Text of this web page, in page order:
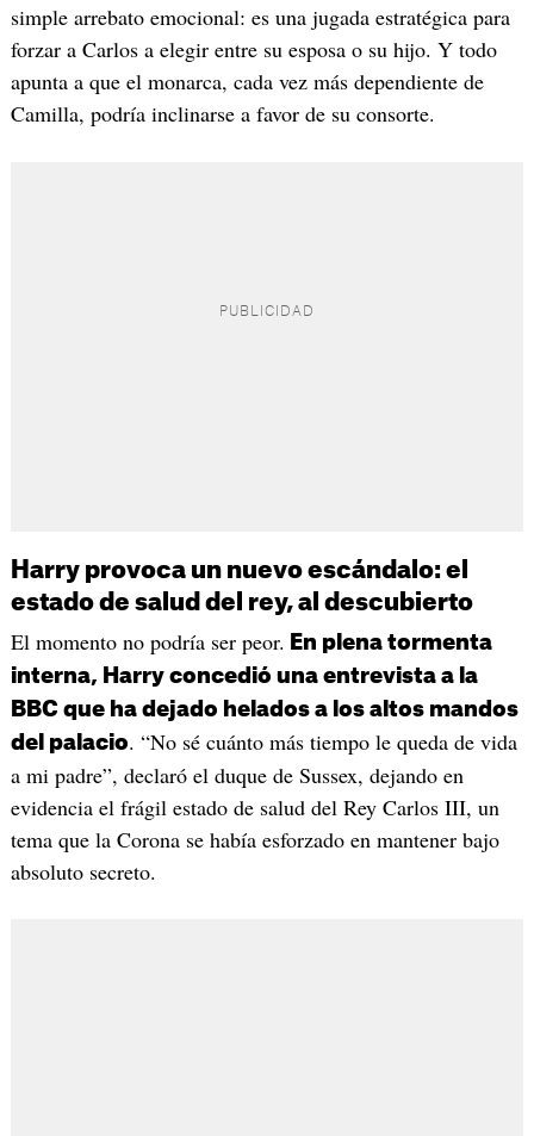
simple arrebato emocional: es una jugada estratégica para
forzar a Carlos a elegir entre su esposa o su hijo. Y todo
apunta a que el monarca, cada vez más dependiente de
Camilla, podría inclinarse a favor de su consorte.
Harry provoca un nuevo escándalo: el
estado de salud del rey, al descubierto
El momento no podría ser peor. En plena tormenta
interna, Harry concedió una entrevista a la
BBC que ha dejado helados a los altos mandos
del palacio. “No sé cuánto más tiempo le queda de vida
a mi padre”, declaró el duque de Sussex, dejando en
evidencia el frágil estado de salud del Rey Carlos III, un
tema que la Corona se había esforzado en mantener bajo
absoluto secreto.